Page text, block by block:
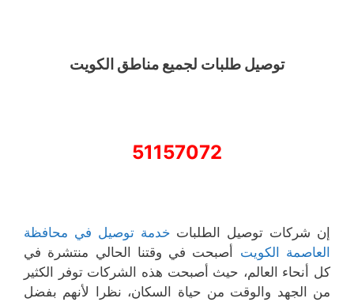
توصيل طلبات لجميع مناطق الكويت
51157072
إن شركات توصيل الطلبات خدمة توصيل في محافظة
العاصمة الكويت أصبحت في وقتنا الحالي منتشرة في
كل أنحاء العالم، حيث أصبحت هذه الشركات توفر الكثير
من الجهد والوقت من حياة السكان، نظرا لأنهم بفضل